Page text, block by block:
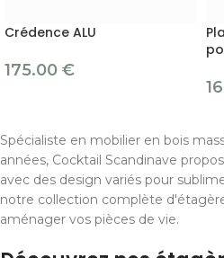
Crédence ALU
175.00 €
Spécialiste en mobilier en bois
années, Cocktail Scandinave
avec des design variés pour
notre collection complète
aménager vos pièces de vie.